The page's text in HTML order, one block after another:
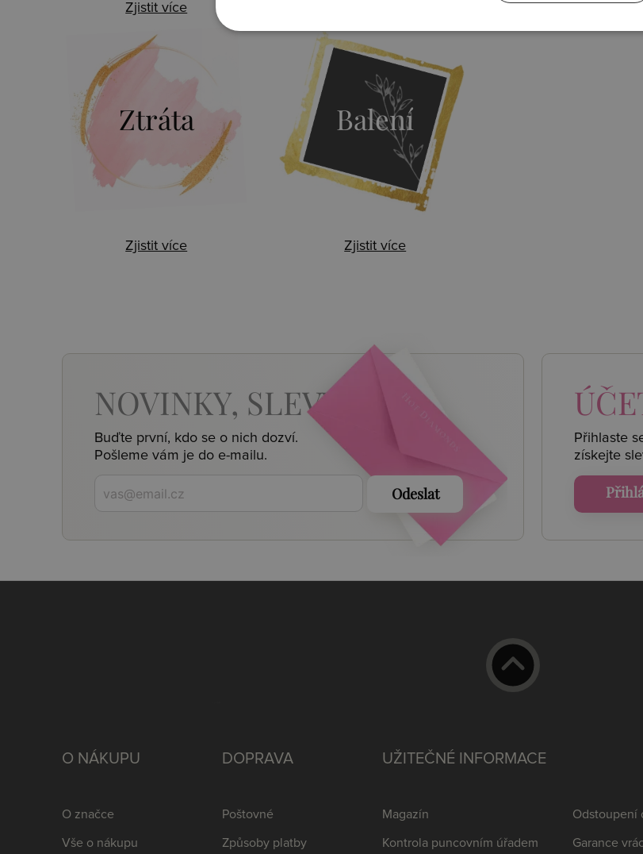
Zjistit více
Ztráta
Zjistit více
Balení
Zjistit více
NOVINKY, SLEVY, AKCE
Buďte první, kdo se o nich dozví.
Pošleme vám je do e-mailu.
Odeslat
Přihlaste
získejte
O NÁKUPU
O značce
Vše o nákupu
DOPRAVA
Poštovné
Způsoby platby
UŽITEČNÉ INFORMACE
Magazín
Kontrola puncovním úřadem
Odstoupení
Garance